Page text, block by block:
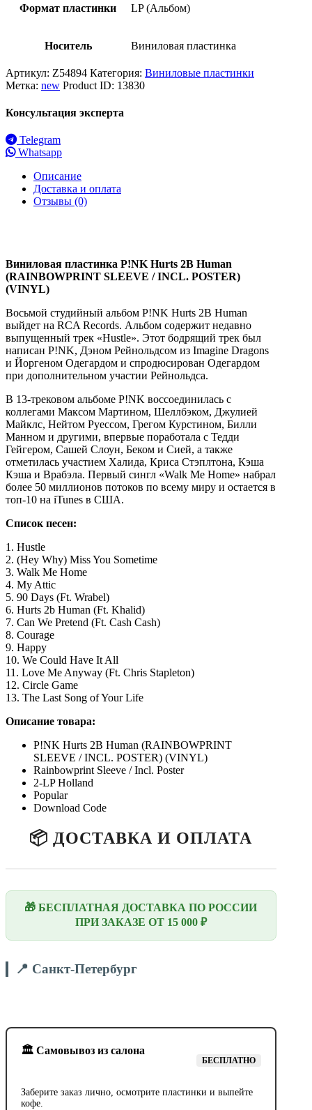
Формат пластинки LP (Альбом)
Носитель Виниловая пластинка
Артикул: Z54894 Категория: Виниловые пластинки
Метка: new Product ID: 13830
Консультация эксперта
Telegram
Whatsapp
Описание
Доставка и оплата
Отзывы (0)
Виниловая пластинка P!NK Hurts 2B Human
(RAINBOWPRINT SLEEVE / INCL. POSTER)
(VINYL)
Восьмой студийный альбом P!NK Hurts 2B Human
выйдет на RCA Records. Альбом содержит недавно
выпущенный трек «Hustle». Этот бодрящий трек был
написан P!NK, Дэном Рейнольдсом из Imagine Dragons
и Йоргеном Одегардом и спродюсирован Одегардом
при дополнительном участии Рейнольдса.
В 13-трековом альбоме P!NK воссоединилась с
коллегами Максом Мартином, Шеллбэком, Джулией
Майклс, Нейтом Руессом, Грегом Курстином, Билли
Манном и другими, впервые поработала с Тедди
Гейгером, Сашей Слоун, Беком и Сией, а также
отметилась участием Халида, Криса Стэплтона, Кэша
Кэша и Врабэла. Первый сингл «Walk Me Home» набрал
более 50 миллионов потоков по всему миру и остается в
топ-10 на iTunes в США.
Список песен:
1. Hustle
2. (Hey Why) Miss You Sometime
3. Walk Me Home
4. My Attic
5. 90 Days (Ft. Wrabel)
6. Hurts 2b Human (Ft. Khalid)
7. Can We Pretend (Ft. Cash Cash)
8. Courage
9. Happy
10. We Could Have It All
11. Love Me Anyway (Ft. Chris Stapleton)
12. Circle Game
13. The Last Song of Your Life
Описание товара:
P!NK Hurts 2B Human (RAINBOWPRINT
SLEEVE / INCL. POSTER) (VINYL)
Rainbowprint Sleeve / Incl. Poster
2-LP Holland
Popular
Download Code
📦 ДОСТАВКА И ОПЛАТА
🎁 БЕСПЛАТНАЯ ДОСТАВКА ПО РОССИИ
ПРИ ЗАКАЗЕ ОТ 15 000 ₽
📍 Санкт-Петербург
🏛️ Самовывоз из салона
БЕСПЛАТНО
Заберите заказ лично, осмотрите пластинки и выпейте
кофе.